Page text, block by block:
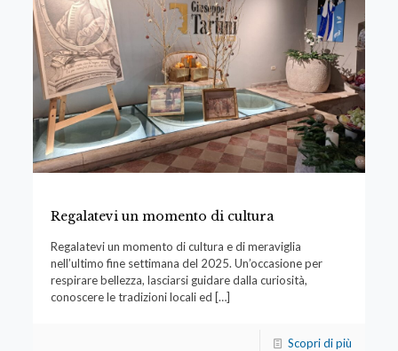
Regalatevi un momento di cultura
Regalatevi un momento di cultura e di meraviglia
nell’ultimo fine settimana del 2025. Un’occasione per
respirare bellezza, lasciarsi guidare dalla curiosità,
conoscere le tradizioni locali ed […]
Scopri di più